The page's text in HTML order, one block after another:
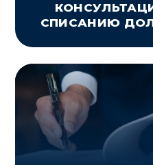
СПИСАНИЮ